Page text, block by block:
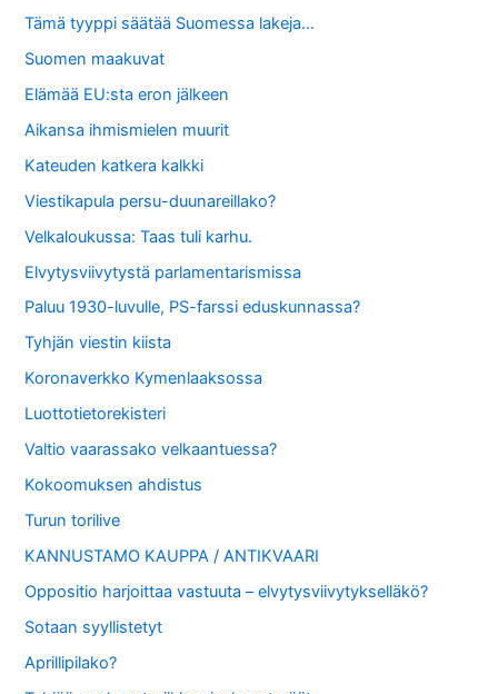
Tämä tyyppi säätää Suomessa lakeja…
Suomen maakuvat
Elämää EU:sta eron jälkeen
Aikansa ihmismielen muurit
Kateuden katkera kalkki
Viestikapula persu-duunareillako?
Velkaloukussa: Taas tuli karhu.
Elvytysviivytystä parlamentarismissa
Paluu 1930-luvulle, PS-farssi eduskunnassa?
Tyhjän viestin kiista
Koronaverkko Kymenlaaksossa
Luottotietorekisteri
Valtio vaarassako velkaantuessa?
Kokoomuksen ahdistus
Turun torilive
KANNUSTAMO KAUPPA / ANTIKVAARI
Oppositio harjoittaa vastuuta – elvytysviivytykselläkö?
Sotaan syyllistetyt
Aprillipilako?